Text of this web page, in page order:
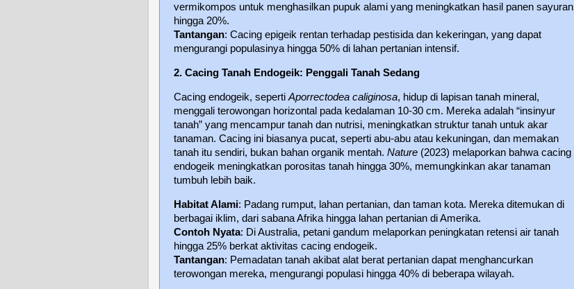
vermikompos untuk menghasilkan pupuk alami yang meningkatkan hasil panen sayuran
hingga 20%.
Tantangan: Cacing epigeik rentan terhadap pestisida dan kekeringan, yang dapat
mengurangi populasinya hingga 50% di lahan pertanian intensif.
2. Cacing Tanah Endogeik: Penggali Tanah Sedang
Cacing endogeik, seperti Aporrectodea caliginosa, hidup di lapisan tanah mineral,
menggali terowongan horizontal pada kedalaman 10-30 cm. Mereka adalah “insinyur
tanah” yang mencampur tanah dan nutrisi, meningkatkan struktur tanah untuk akar
tanaman. Cacing ini biasanya pucat, seperti abu-abu atau kekuningan, dan memakan
tanah itu sendiri, bukan bahan organik mentah. Nature (2023) melaporkan bahwa cacing
endogeik meningkatkan porositas tanah hingga 30%, memungkinkan akar tanaman
tumbuh lebih baik.
Habitat Alami: Padang rumput, lahan pertanian, dan taman kota. Mereka ditemukan di
berbagai iklim, dari sabana Afrika hingga lahan pertanian di Amerika.
Contoh Nyata: Di Australia, petani gandum melaporkan peningkatan retensi air tanah
hingga 25% berkat aktivitas cacing endogeik.
Tantangan: Pemadatan tanah akibat alat berat pertanian dapat menghancurkan
terowongan mereka, mengurangi populasi hingga 40% di beberapa wilayah.